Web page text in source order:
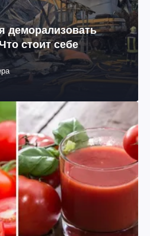
деморализовать
стоит себе